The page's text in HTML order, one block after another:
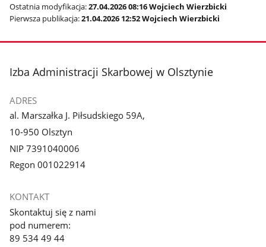
Ostatnia modyfikacja:27.04.2026 08:16 Wojciech Wierzbicki
Pierwsza publikacja:21.04.2026 12:52 Wojciech Wierzbicki
stopka
Izba Administracji Skarbowej w Olsztynie
ADRES
al. Marszałka J. Piłsudskiego 59A,
10-950 Olsztyn
NIP 7391040006
Regon 001022914
KONTAKT
Skontaktuj się z nami
pod numerem:
89 534 49 44